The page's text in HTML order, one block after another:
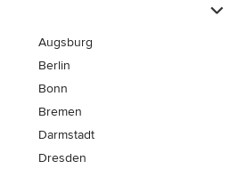
Augsburg
Berlin
Bonn
Bremen
Darmstadt
Dresden